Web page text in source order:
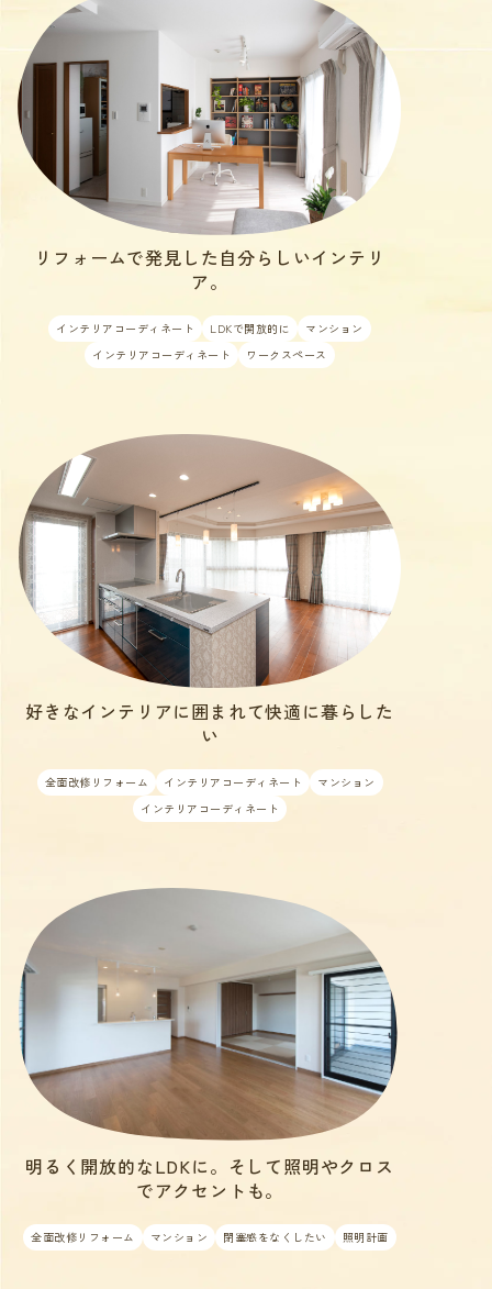
リフォームで発見した自分らしいインテリ
ア。
インテリアコーディネート LDKで開放的に
マンション
インテリアコーディネート
ワークスペース
好きなインテリアに囲まれて快適に暮らした
い
全面改修リフォーム インテリアコーディネート
マンション
インテリアコーディネート
明るく開放的なLDKに。そして照明やクロス
でアクセントも。
全面改修リフォーム マンション 閉塞感をなくしたい 照明計画